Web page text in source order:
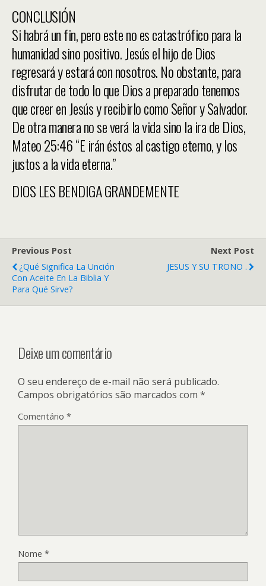
CONCLUSIÓN
Si habrá un fin, pero este no es catastrófico para la
humanidad sino positivo. Jesús el hijo de Dios
regresará y estará con nosotros. No obstante, para
disfrutar de todo lo que Dios a preparado tenemos
que creer en Jesús y recibirlo como Señor y Salvador.
De otra manera no se verá la vida sino la ira de Dios,
Mateo 25:46 “E irán éstos al castigo eterno, y los
justos a la vida eterna.”
DIOS LES BENDIGA GRANDEMENTE
Previous Post
¿Qué Significa La Unción
Con Aceite En La Biblia Y
Para Qué Sirve?
Next Post
JESUS Y SU TRONO .
Deixe um comentário
O seu endereço de e-mail não será publicado.
Campos obrigatórios são marcados com *
Comentário *
Nome *